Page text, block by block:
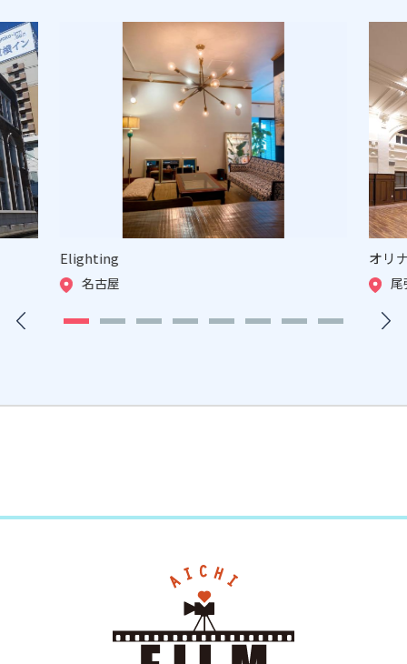
Elighting
名古屋
オリ